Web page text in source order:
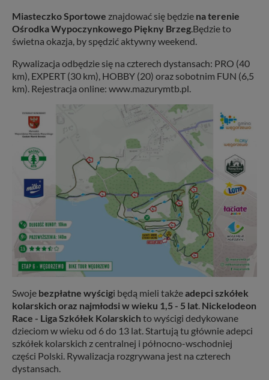
Miasteczko Sportowe znajdować się będzie na terenie
Ośrodka Wypoczynkowego Piękny Brzeg.Będzie to
świetna okazja, by spędzić aktywny weekend.
Rywalizacja odbędzie się na czterech dystansach: PRO (40
km), EXPERT (30 km), HOBBY (20) oraz sobotnim FUN (6,5
km). Rejestracja online: www.mazurymtb.pl.
Swoje bezpłatne wyścigi będą mieli takżeadepci szkółek
kolarskich oraz najmłodsi w wieku 1,5 - 5 lat. Nickelodeon
Race - Liga Szkółek Kolarskich to wyścigi dedykowane
dzieciom w wieku od 6 do 13 lat. Startują tu głównie adepci
szkółek kolarskich z centralnej i północno-wschodniej
części Polski. Rywalizacja rozgrywana jest na czterech
dystansach.